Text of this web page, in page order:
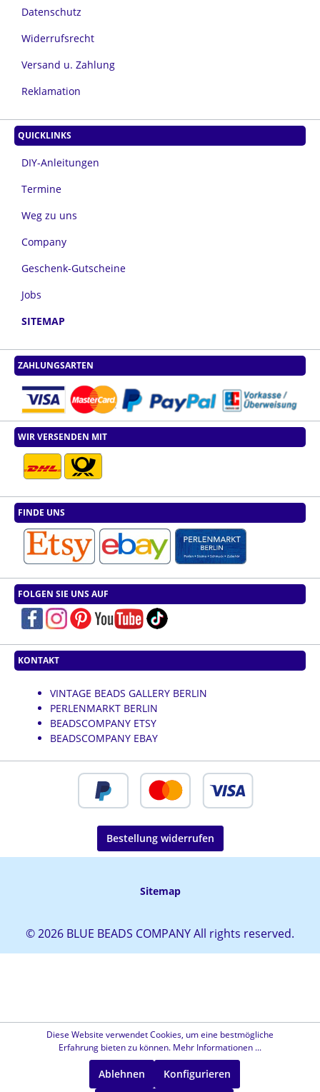
Datenschutz
Widerrufsrecht
Versand u. Zahlung
Reklamation
QUICKLINKS
DIY-Anleitungen
Termine
Weg zu uns
Company
Geschenk-Gutscheine
Jobs
SITEMAP
ZAHLUNGSARTEN
WIR VERSENDEN MIT
FINDE UNS
FOLGEN SIE UNS AUF
KONTAKT
VINTAGE BEADS GALLERY BERLIN
PERLENMARKT BERLIN
BEADSCOMPANY ETSY
BEADSCOMPANY EBAY
Bestellung widerrufen
Sitemap
© 2026 BLUE BEADS COMPANY All rights reserved.
Diese Website verwendet Cookies, um eine bestmögliche
Erfahrung bieten zu können. Mehr Informationen ...
Ablehnen Konfigurieren